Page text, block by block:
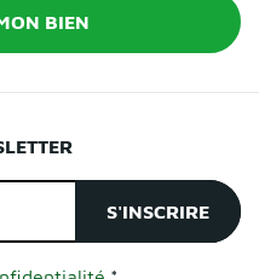
BIEN